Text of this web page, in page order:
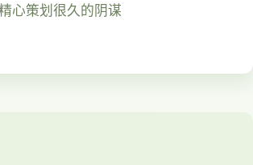
心策划很久的阴谋